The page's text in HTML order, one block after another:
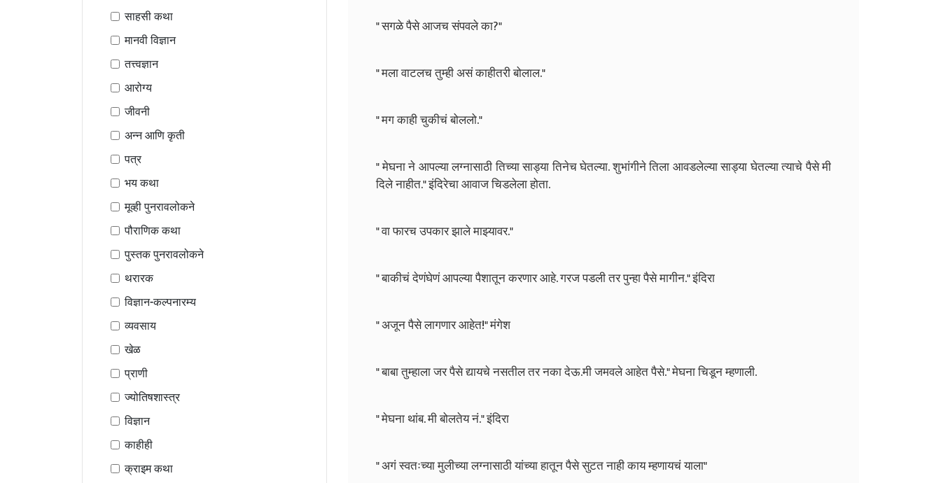
साहसी कथा
मानवी विज्ञान
तत्त्वज्ञान
आरोग्य
जीवनी
अन्न आणि कृती
पत्र
भय कथा
मूव्ही पुनरावलोकने
पौराणिक कथा
पुस्तक पुनरावलोकने
थरारक
विज्ञान-कल्पनारम्य
व्यवसाय
खेळ
प्राणी
ज्योतिषशास्त्र
विज्ञान
काहीही
क्राइम कथा
" सगळे पैसे आजच संपवले का?"
" मला वाटलच तुम्ही असं काहीतरी बोलाल."
" मग काही चुकीचं बोललो."
" मेघना ने आपल्या लग्नासाठी तिच्या साड्या तिनेच घेतल्या. शुभांगीने तिला आवडलेल्या साड्या घेतल्या त्याचे पैसे मी
दिले नाहीत." इंदिरेचा आवाज चिडलेला होता.
" वा फारच उपकार झाले माझ्यावर."
" बाकीचं देणंघेणं आपल्या पैशातून करणार आहे. गरज पडली तर पुन्हा पैसे मागीन." इंदिरा
" अजून पैसे लागणार आहेत!" मंगेश
" बाबा तुम्हाला जर पैसे द्यायचे नसतील तर नका देऊ.मी जमवले आहेत पैसे." मेघना चिडून म्हणाली.
" मेघना थांब. मी बोलतेय नं." इंदिरा
" अगं स्वतःच्या मुलीच्या लग्नासाठी यांच्या हातून पैसे सुटत नाही काय म्हणायचं याला"